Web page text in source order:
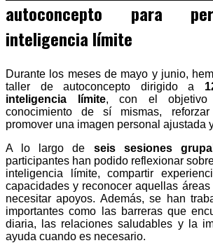
autoconcepto para
inteligencia límite
Durante los meses de mayo y junio,
taller de autoconcepto dirigido a
inteligencia límite, con el objetivo
conocimiento de sí mismas,
promover una imagen personal ajustada
A lo largo de seis sesiones
participantes han podido reflexionar
inteligencia límite, compartir
capacidades y reconocer aquellas
necesitar apoyos. Además, se han
importantes como las barreras que
diaria, las relaciones saludables y la
ayuda cuando es necesario.